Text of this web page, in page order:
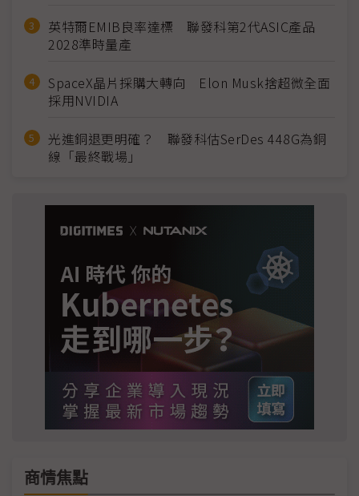
英特爾EMIB良率達標 聯發科第2代ASIC產品
2028準時量產
SpaceX晶片採購大轉向 Elon Musk捨超微全面
採用NVIDIA
光進銅退更明確？ 聯發科估SerDes 448G為銅
線「最終戰場」
商情焦點